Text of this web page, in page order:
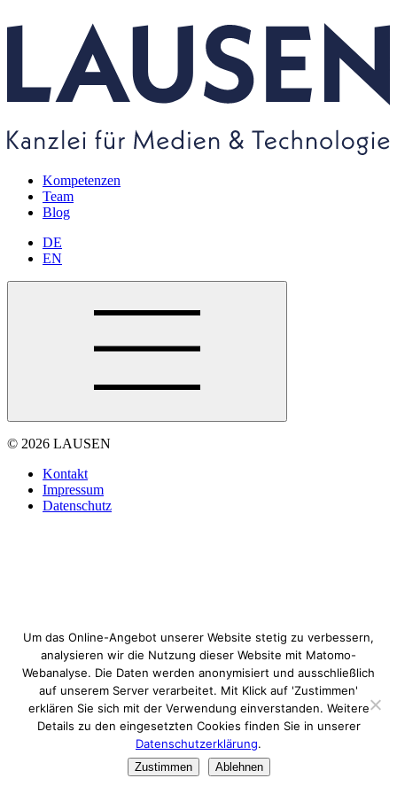
Kompetenzen
Team
Blog
DE
EN
© 2026 LAUSEN
Kontakt
Impressum
Datenschutz
Um das Online-Angebot unserer Website stetig zu verbessern,
analysieren wir die Nutzung dieser Website mit Matomo-
Webanalyse. Die Daten werden anonymisiert und ausschließlich
auf unserem Server verarbeitet. Mit Klick auf 'Zustimmen'
erklären Sie sich mit der Verwendung einverstanden. Weitere
Details zu den eingesetzten Cookies finden Sie in unserer
Datenschutzerklärung.
Zustimmen Ablehnen